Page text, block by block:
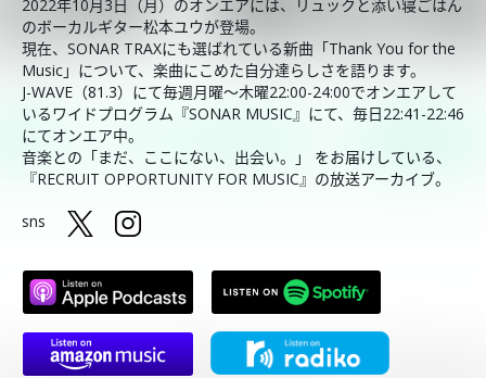
2022年10月3日（月）のオンエアには、リュックと添い寝ごはん
のボーカルギター松本ユウが登場。
現在、SONAR TRAXにも選ばれている新曲「Thank You for the
Music」について、楽曲にこめた自分達らしさを語ります。
J-WAVE（81.3）にて毎週月曜～木曜22:00-24:00でオンエアして
いるワイドプログラム『SONAR MUSIC』にて、毎日22:41-22:46
にてオンエア中。
音楽との「まだ、ここにない、出会い。」 をお届けしている、
『RECRUIT OPPORTUNITY FOR MUSIC』の放送アーカイブ。
sns